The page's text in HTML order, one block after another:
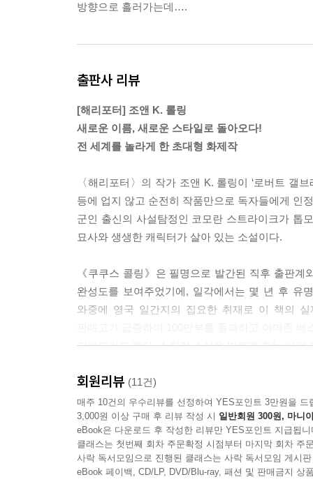
방향으로 흘러가는데….
출판사 리뷰
[해리포터] 조앤 K. 롤링
새로운 이름, 새로운 스타일로 돌아오다!
전 세계를 놀라게 한 초대형 화제작
〈해리포터〉의 작가 조앤 K. 롤링이 ‘로버트 갤
등에 업지 않고 순전히 작품만으로 독자들에게 인
군인 출신의 사설탐정인 코모란 스트라이크가 톱
묘사와 생생한 캐릭터가 살아 있는 소설이다.
《쿠쿠스 콜링》은 필명으로 발간된 직후 출판
완성도를 보여주었기에, 일각에서는 몇 년 후 유
와중에 영국 일간지의 집요한 취재로 이 책의
거래되기도 했다. 스릴러 소설을 방불케 하는 이
본명으로 출간한 책뿐만 아니라 가명으로 낸 책으
새로운 작가로서 인정받고자 했다. 작가는 ‘로버
글로 또 한 번 독자들에게 다가갈 수 있어서 즐
행보에 중요한 부분이 아니었음을 증명하고 있
신작이자, 그 자체로 빼어난 완성도를 지닌 신선
회원리뷰 (11건)
매주 10건의 우수리뷰를 선정하여 YES포인트 3만원을 드
3,000원 이상 구매 후 리뷰 작성 시 일반회원 300원, 마니
eBook은 다운로드 후 작성한 리뷰만 YES포인트 지급됩니
클래스는 첫번째 회차 주문확정 시점부터 마지막 회차 주
사락 독서모임으로 진행된 클래스는 사락 독서모임 게시
eBook 페이백, CD/LP, DVD/Blu-ray, 패션 및 판매금지 상